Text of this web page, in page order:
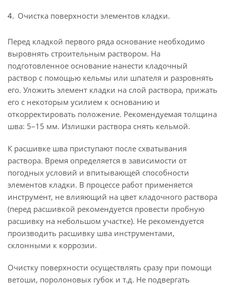
Очистка поверхности элементов кладки.
Перед кладкой первого ряда основание необходимо
выровнять строительным раствором. На
подготовленное основание нанести кладочный
раствор с помощью кельмы или шпателя и разровнять
его. Уложить элемент кладки на слой раствора, прижать
его с некоторым усилием к основанию и
откорректировать положение. Рекомендуемая толщина
шва: 5–15 мм. Излишки раствора снять кельмой.
К расшивке шва приступают после схватывания
раствора. Время определяется в зависимости от
погодных условий и впитывающей способности
элементов кладки. В процессе работ применяется
инструмент, не влияющий на цвет кладочного раствора
(перед расшивкой рекомендуется провести пробную
расшивку на небольшом участке). Не рекомендуется
производить расшивку шва инструментами,
склонными к коррозии.
Очистку поверхности осуществлять сразу при помощи
ветоши, поролоновых губок и т.д. Не подвергать